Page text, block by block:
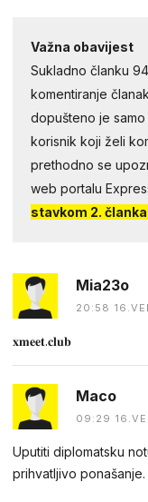
Važna obavijest
Sukladno članku
komentiranje
dopušteno je samo
korisnik koji želi
prethodno se
web portalu
stavkom 2.
Mia23o
20:58
𝐱𝐦𝐞𝐞𝐭.𝐜𝐥𝐮𝐛
Maco
09:29
Uputiti diplomatsku
prihvatljivo ponašanje.